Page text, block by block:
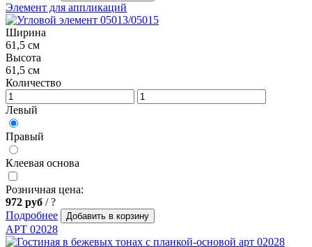
Элемент для аппликаций
Ширина
61,5 см
Высота
61,5 см
Количество
Левый
Правый
Клеевая основа
Розничная цена:
972 руб /?
Подробнее
Добавить в корзину
АРТ 02028